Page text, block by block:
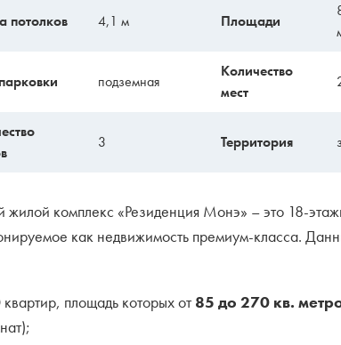
потолков 4,1 м Площади
подземная
Количество
мест
3 Территория
жилой комплекс «Резиденция Монэ» – это 18-
как недвижимость премиум-класса.
квартир, площадь которых от85 до 270 кв.